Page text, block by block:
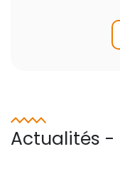
Actualités -